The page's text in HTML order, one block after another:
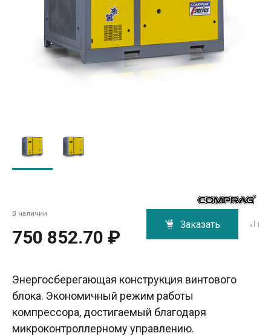
В наличии
750 852.70 ₽
Заказать
Энергосберегающая конструкция винтового
блока. Экономичный режим работы
компрессора, достигаемый благодаря
микроконтроллерному управлению.